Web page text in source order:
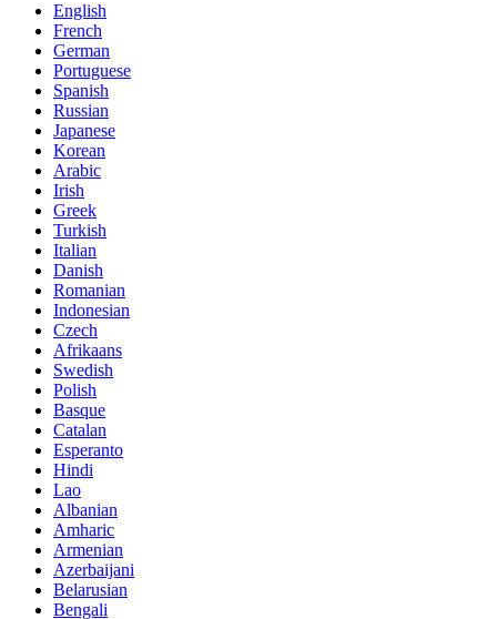
English
French
German
Portuguese
Spanish
Russian
Japanese
Korean
Arabic
Irish
Greek
Turkish
Italian
Danish
Romanian
Indonesian
Czech
Afrikaans
Swedish
Polish
Basque
Catalan
Esperanto
Hindi
Lao
Albanian
Amharic
Armenian
Azerbaijani
Belarusian
Bengali